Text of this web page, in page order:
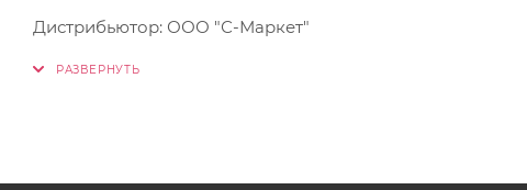
Дистрибьютор: ООО "С-Маркет"